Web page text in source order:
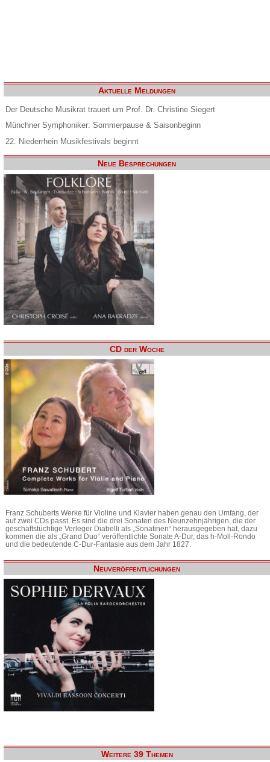
Aktuelle Meldungen
Der Deutsche Musikrat trauert um Prof. Dr. Christine Siegert
Münchner Symphoniker: Sommerpause & Saisonbeginn
22. Niederrhein Musikfestivals beginnt
Neue Besprechungen
CD der Woche
Franz Schuberts Werke für Violine und Klavier haben genau den Umfang, der
auf zwei CDs passt. Es sind die drei Sonaten des Neunzehnjährigen, die der
geschäftstüchtige Verleger Diabelli als „Sonatinen“ herausgegeben hat, dazu
kommen die als „Grand Duo“ veröffentlichte Sonate A-Dur, das h-Moll-Rondo
und die bedeutende C-Dur-Fantasie aus dem Jahr 1827.
Neuveröffentlichungen
Weitere 39 Themen